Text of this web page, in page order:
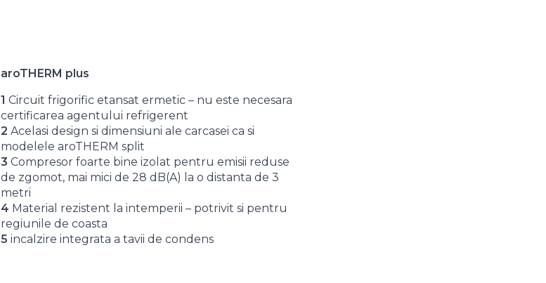
aroTHERM plus
1 Circuit frigorific etansat ermetic – nu este necesara
certificarea agentului refrigerent
2 Acelasi design si dimensiuni ale carcasei ca si
modelele aroTHERM split
3 Compresor foarte bine izolat pentru emisii reduse
de zgomot, mai mici de 28 dB(A) la o distanta de 3
metri
4 Material rezistent la intemperii – potrivit si pentru
regiunile de coasta
5 incalzire integrata a tavii de condens